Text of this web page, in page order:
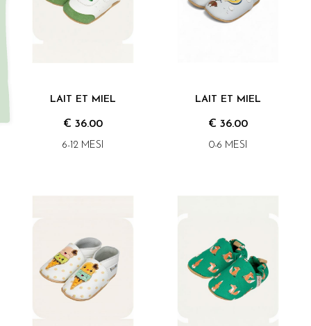
LAIT ET MIEL
€ 36.00
6-12 MESI
LAIT ET MIEL
€ 36.00
0-6 MESI